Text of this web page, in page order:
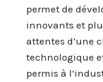
permet de
innovants et
attentes d’une
technologique
permis à